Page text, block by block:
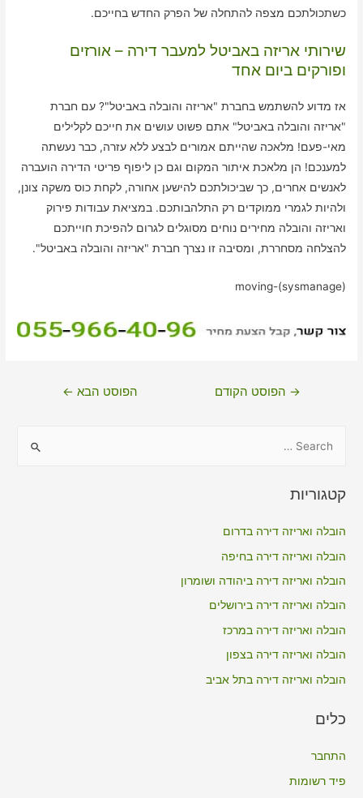
כשתכולתכם מצפה להתחלה של הפרק החדש בחייכם.
שירותי אריזה באביטל למעבר דירה – אורזים
ופורקים ביום אחד
אז מדוע להשתמש בחברת "אריזה והובלה באביטל"? עם חברת
"אריזה והובלה באביטל" אתם פשוט עושים את חייכם לקלילים
מאי-פעם! מלאכה שהייתם אמורים לבצע ללא עזרה, כבר נעשתה
למענכם! הן מלאכת איתור המקום וגם כן ליפוף פריטי הדירה הועברה
לאנשים אחרים, כך שביכולתכם להישען אחורה, לקחת כוס משקה צונן,
ולהיות לגמרי ממוקדים רק התלהבותכם. במציאת עבודות פירוק
ואריזה והובלה מחירים נוחים מסוגלים לגרום להפיכת חוייתכם
להצלחה מסחררת, ומסיבה זו נצרך חברת "אריזה והובלה באביטל".
moving-(sysmanage)
ניווט→ הפוסט הקודם הפוסט הבא ←
r
o
r
:
קטגוריות
הובלה ואריזה דירה בדרום
הובלה ואריזה דירה בחיפה
הובלה ואריזה דירה ביהודה ושומרון
הובלה ואריזה דירה בירושלים
הובלה ואריזה דירה במרכז
הובלה ואריזה דירה בצפון
הובלה ואריזה דירה בתל אביב
כלים
התחבר
פיד רשומות